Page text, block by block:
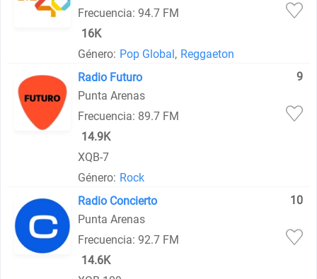
Frecuencia: 94.7 FM
16K
Género: Pop Global, Reggaeton
Radio Futuro
9
Punta Arenas
Frecuencia: 89.7 FM
14.9K
XQB-7
Género: Rock
Radio Concierto
10
Punta Arenas
Frecuencia: 92.7 FM
14.6K